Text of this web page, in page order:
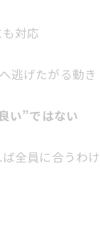
対応
逃げたがる動き
い”ではない
全員に合うわけ